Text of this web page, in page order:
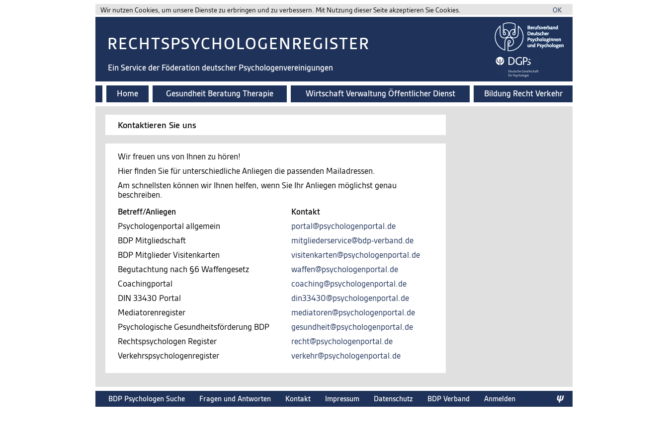
Wir nutzen Cookies, um unsere Dienste zu erbringen und zu verbessern. Mit Nutzung dieser Seite akzeptieren Sie Cookies. OK
RECHTSPSYCHOLOGENREGISTER
Ein Service der Föderation deutscher Psychologenvereinigungen
Home Gesundheit Beratung Therapie Wirtschaft Verwaltung Öffentlicher Dienst Bildung Recht Verkehr
Kontaktieren Sie uns
Wir freuen uns von Ihnen zu hören!
Hier finden Sie für unterschiedliche Anliegen die passenden Mailadressen.
Am schnellsten können wir Ihnen helfen, wenn Sie Ihr Anliegen möglichst genau
beschreiben.
Betreff/Anliegen
Kontakt
Psychologenportal allgemein
portal@psychologenportal.de
BDP Mitgliedschaft
mitgliederservice@bdp-verband.de
BDP Mitglieder Visitenkarten
visitenkarten@psychologenportal.de
Begutachtung nach §6 Waffengesetz
waffen@psychologenportal.de
Coachingportal
coaching@psychologenportal.de
DIN 33430 Portal
din33430@psychologenportal.de
Mediatorenregister
mediatoren@psychologenportal.de
Psychologische Gesundheitsförderung BDP
gesundheit@psychologenportal.de
Rechtspsychologen Register
recht@psychologenportal.de
Verkehrspsychologenregister
verkehr@psychologenportal.de
BDP Psychologen Suche Fragen und Antworten Kontakt Impressum Datenschutz BDP Verband Anmelden